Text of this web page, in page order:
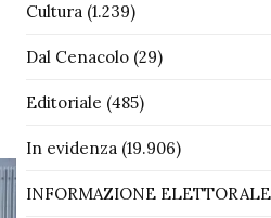
Cultura(1.239)
Dal Cenacolo(29)
Editoriale (485)
In evidenza(19.906)
INFORMAZIONE ELETTORALE